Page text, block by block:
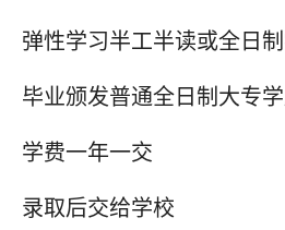
弹性学习半工半读或全日制
毕业颁发普通全日制大专
学费一年一交
录取后交给学校